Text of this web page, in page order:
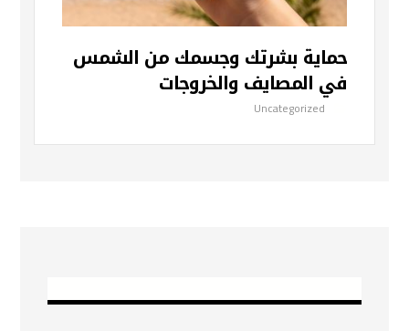
حماية بشرتك وجسمك من الشمس
في المصايف والخروجات
Uncategorized